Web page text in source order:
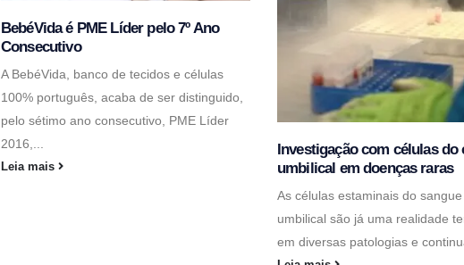
BebéVida é PME Líder pelo 7º Ano
Consecutivo
A BebéVida, banco de tecidos e células
100% português, acaba de ser distinguido,
pelo sétimo ano consecutivo, PME Líder
2016,...
Leia mais
Investigação com células do
umbilical em doenças raras
As células estaminais do
umbilical são já uma realidade
em diversas patologias e